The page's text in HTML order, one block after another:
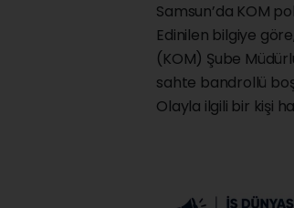
Samsun’da KOM
Edinilen bilgiye
(KOM) Şube
sahte bandrollü
Olayla ilgili bir kişi